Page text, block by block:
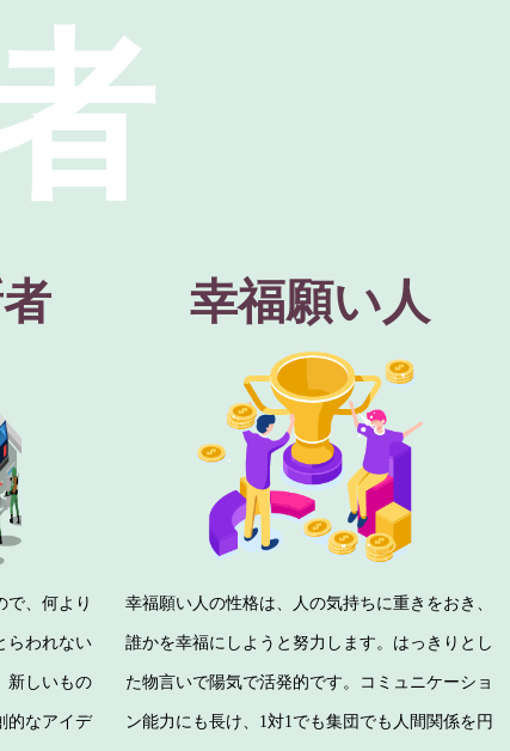
で、何より
らわれない
新しいもの
的なアイデ
幸福願い人
幸福願い人の性格は、人の気持ちに重きをおき、
誰かを幸福にしようと努力します。はっきりとし
た物言いで陽気で活発的です。コミュニケーショ
ン能力にも長け、1対1でも集団でも人間関係を円